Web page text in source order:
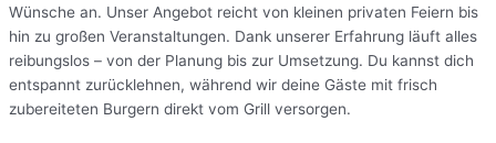
Wünsche an. Unser Angebot reicht von kleinen privaten Feiern bis
hin zu großen Veranstaltungen. Dank unserer Erfahrung läuft alles
reibungslos – von der Planung bis zur Umsetzung. Du kannst dich
entspannt zurücklehnen, während wir deine Gäste mit frisch
zubereiteten Burgern direkt vom Grill versorgen.